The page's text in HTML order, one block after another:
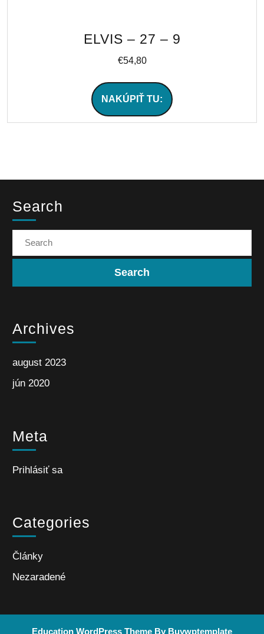
ELVIS – 27 – 9
€54,80
NAKÚPIŤ TU:
Search
Archives
august 2023
jún 2020
Meta
Prihlásiť sa
Categories
Články
Nezaradené
Education WordPress Theme By Buywptemplate